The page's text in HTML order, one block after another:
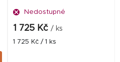
Nedostupné
1 725 Kč / ks
Měrná
1 725 Kč / 1 ks